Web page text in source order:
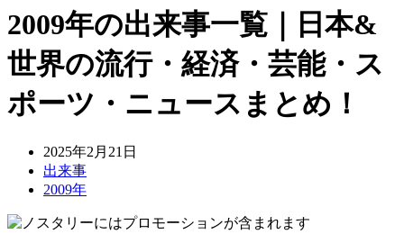
2009年の出来事一覧｜日本&
世界の流行・経済・芸能・ス
ポーツ・ニュースまとめ！
2025年2月21日
出来事
2009年